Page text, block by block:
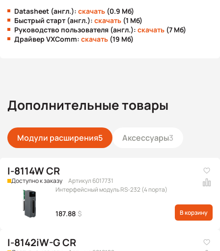
Datasheet (англ.): скачать (0.9 Мб)
Быстрый старт (англ.): скачать (1 Мб)
Руководство пользователя (англ.): скачать (7 Мб)
Драйвер VXComm: скачать (19 Мб)
Дополнительные товары
Модули расширения5 Аксессуары3
I-8114W CR
Доступно к заказу
Артикул 6017731
Интерфейсный модуль RS-232 (4 порта)
187.88 $ В корзину
I-8142iW-G CR